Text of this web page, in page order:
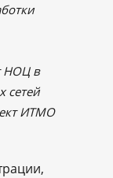
НОЦ в
сетей
ИТМО